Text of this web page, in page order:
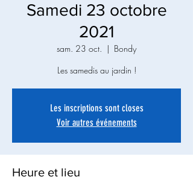
Samedi 23 octobre
2021
sam. 23 oct.
  |
Bondy
Les samedis au jardin !
Les inscriptions sont closes
Voir autres événements
Heure et lieu